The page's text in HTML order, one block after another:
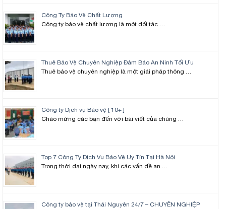
Công Ty Bảo Vệ Chất Lượng
Công ty bảo vệ chất lượng là một đối tác …
Thuê Bảo Vệ Chuyên Nghiệp Đảm Bảo An Ninh Tối Ưu
Thuê bảo vệ chuyên nghiệp là một giải pháp thông …
Công ty Dịch vụ Bảo vệ [ 10+ ]
Chào mừng các bạn đến với bài viết của chúng …
Top 7 Công Ty Dịch Vụ Bảo Vệ Uy Tín Tại Hà Nội
Trong thời đại ngày nay, khi các vấn đề an …
Công ty bảo vệ tại Thái Nguyên 24/7 – CHUYÊN NGHIỆP